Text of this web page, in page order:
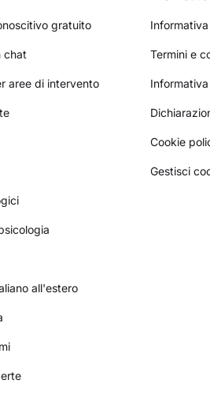
gratuito
chat
aree di intervento
all'estero
Termini e
Cookie
Gestisci